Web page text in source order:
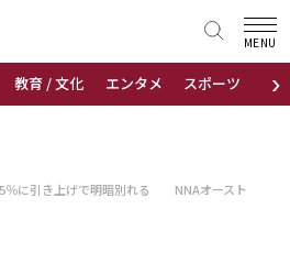
›
教育 / 文化 エンタメ スポーツ 地域
MENU
％に引き上げで明暗別れる NNAオースト